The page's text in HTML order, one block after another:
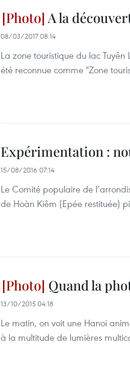
A la
08/03/2017 08:14
La zone touristique du lac
été reconnue comme "Zone
Expérimentation :
15/08/2016 07:14
Le Comité populaire de
de Hoàn Kiêm (Epée restituée)
Quand la
13/10/2015 04:18
Le matin, on voit une Hanoi
à la multitude de lumières